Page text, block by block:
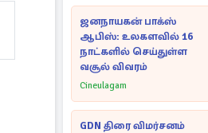
ஜனநாயகன் பாக்ஸ்
ஆபிஸ்: உலகளவில் 16
நாட்களில் செய்துள்ள
வசூல் விவரம்
Cineulagam
GDN திரை விமர்சனம்